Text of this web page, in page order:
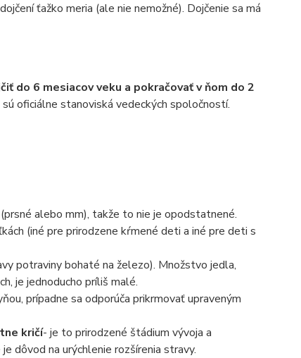
ťažko meria (ale nie nemožné). Dojčenie sa má
do 6 mesiacov veku a pokračovať v ňom do 2
oficiálne stanoviská vedeckých spoločností.
alebo mm), takže to nie je opodstatnené.
(iné pre prirodzene kŕmené deti a iné pre deti s
potraviny bohaté na železo). Množstvo jedla,
je jednoducho príliš malé.
prípadne sa odporúča prikrmovať upraveným
kričí- je to prirodzené štádium vývoja a
dôvod na urýchlenie rozšírenia stravy.